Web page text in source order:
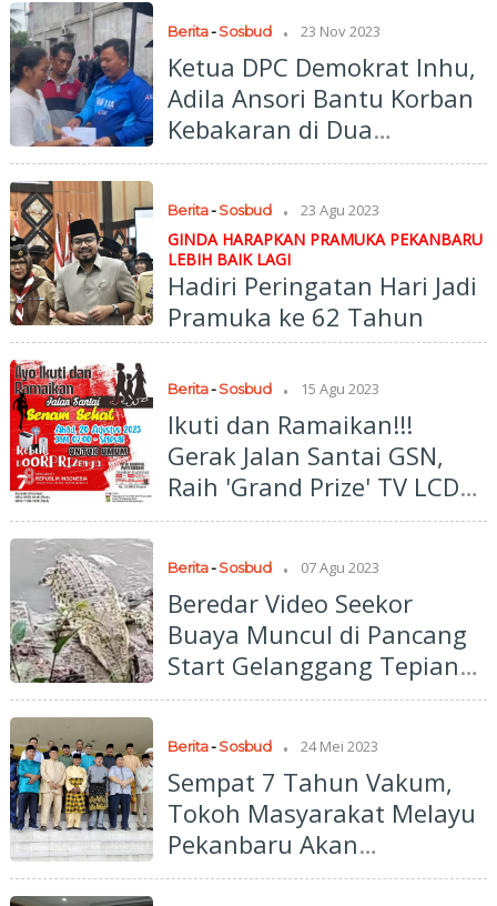
Berita-Sosbud . 23 Nov 2023
Ketua DPC Demokrat Inhu,
Adila Ansori Bantu Korban
Kebakaran di Dua
Kecamatan
Berita-Sosbud . 23 Agu 2023
GINDA HARAPKAN PRAMUKA PEKANBARU
LEBIH BAIK LAGI
Hadiri Peringatan Hari Jadi
Pramuka ke 62 Tahun
Berita-Sosbud . 15 Agu 2023
Ikuti dan Ramaikan!!!
Gerak Jalan Santai GSN,
Raih 'Grand Prize' TV LCD
32 Inch
Berita-Sosbud . 07 Agu 2023
Beredar Video Seekor
Buaya Muncul di Pancang
Start Gelanggang Tepian
Lubuak Sobae Baserah
Berita-Sosbud . 24 Mei 2023
Sempat 7 Tahun Vakum,
Tokoh Masyarakat Melayu
Pekanbaru Akan
Deklarasikan Pembentukan